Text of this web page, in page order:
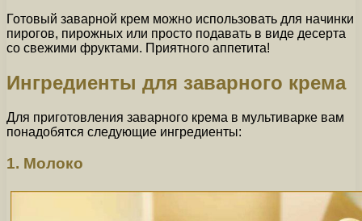
Готовый заварной крем можно использовать для начинки
пирогов, пирожных или просто подавать в виде десерта
со свежими фруктами. Приятного аппетита!
Ингредиенты для заварного крема
Для приготовления заварного крема в мультиварке вам
понадобятся следующие ингредиенты:
1. Молоко